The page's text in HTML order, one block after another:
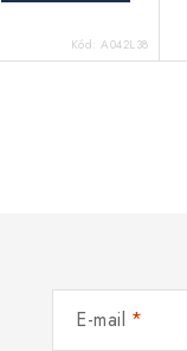
Kód:A042L38
E-mail